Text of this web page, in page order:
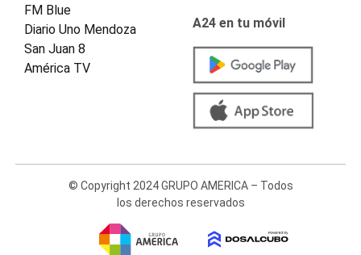
FM Blue
Diario Uno Mendoza
San Juan 8
América TV
A24 en tu móvil
© Copyright 2024 GRUPO AMERICA – Todos
los derechos reservados